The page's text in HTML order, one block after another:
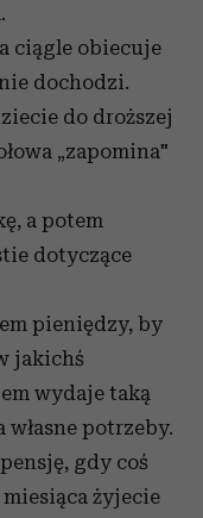
ciągle obiecuje
dochodzi.
do droższej
„zapomina"
a potem
dotyczące
pieniędzy, by
jakichś
wydaje taką
własne potrzeby.
gdy coś
żyjecie